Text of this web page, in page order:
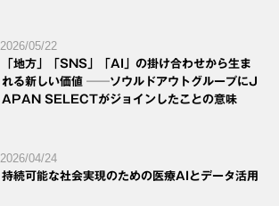
2026/05/22
「地方」「SNS」「AI」の掛け合わせから生ま
れる新しい価値 ──ソウルドアウトグループにJ
APAN SELECTがジョインしたことの意味
2026/04/24
持続可能な社会実現のための医療AIとデータ活用